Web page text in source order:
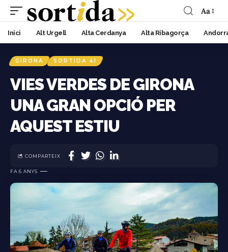
Aa
Inici Alt Urgell Alta Cerdanya Alta Ribagorça
GIRONA SORTIDA 41
VIES VERDES DE GIRONA
UNA GRAN OPCIÓ PER
AQUEST ESTIU
FA 6 ANYS
COMPARTEIX